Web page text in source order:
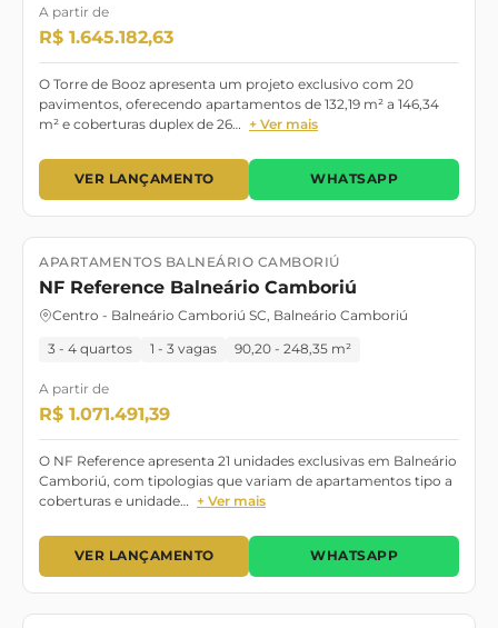
A partir de
R$ 1.645.182,63
O Torre de Booz apresenta um projeto exclusivo com 20
pavimentos, oferecendo apartamentos de 132,19 m² a 146,34
m² e coberturas duplex de 26… + Ver mais
VER LANÇAMENTO WHATSAPP
Lançamento Dezembro/2027
APARTAMENTOS BALNEÁRIO CAMBORIÚ
NF Reference Balneário Camboriú
Centro - Balneário Camboriú SC, Balneário Camboriú
3 - 4 quartos 1 - 3 vagas 90,20 - 248,35 m²
A partir de
R$ 1.071.491,39
O NF Reference apresenta 21 unidades exclusivas em Balneário
Camboriú, com tipologias que variam de apartamentos tipo a
coberturas e unidade… + Ver mais
VER LANÇAMENTO WHATSAPP